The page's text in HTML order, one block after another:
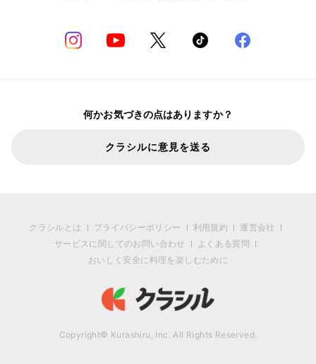
何かお気づきの点はありますか？
クラシルに意見を送る
クラシルとは プライバシーポリシー 利用規約
運営会社
サービスに関してのお問い合わせ
よくある質問
おいしく安全に料理を楽しむために
Copyright© Kurashiru, Inc. All Rights Reserved.